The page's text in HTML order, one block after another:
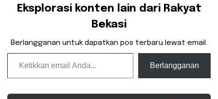
Eksplorasi konten lain dari Rakyat
Bekasi
Berlangganan untuk dapatkan pos terbaru lewat email.
Ketikkan email Anda...
Berlangganan